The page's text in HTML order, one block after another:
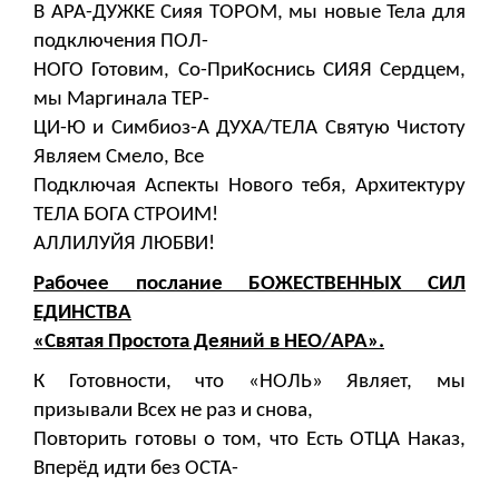
В АРА-ДУЖКЕ Сияя ТОРОМ, мы новые Тела для
подключения ПОЛ-
НОГО Готовим, Со-ПриКоснись СИЯЯ Сердцем,
мы Маргинала ТЕР-
ЦИ-Ю и Симбиоз-А ДУХА/ТЕЛА Святую Чистоту
Являем Смело, Все
Подключая Аспекты Нового тебя, Архитектуру
ТЕЛА БОГА СТРОИМ!
АЛЛИЛУЙЯ ЛЮБВИ!
Рабочее послание БОЖЕСТВЕННЫХ СИЛ
ЕДИНСТВА
«Святая Простота Деяний в НЕО/АРА».
К Готовности, что «НОЛЬ» Являет, мы
призывали Всех не раз и снова,
Повторить готовы о том, что Есть ОТЦА Наказ,
Вперёд идти без ОСТА-